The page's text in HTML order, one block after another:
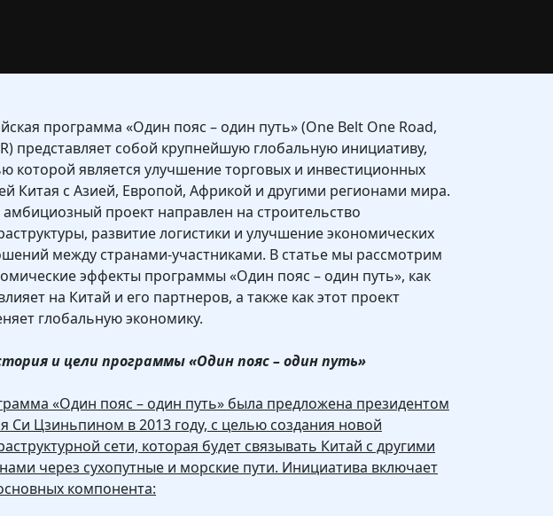
программа «Один пояс – один путь» (One Belt One Road,
представляет собой крупнейшую глобальную инициативу,
которой является улучшение торговых и инвестиционных
Китая с Азией, Европой, Африкой и другими регионами мира.
амбициозный проект направлен на строительство
развитие логистики и улучшение экономических
между странами-участниками. В статье мы рассмотрим
эффекты программы «Один пояс – один путь», как
на Китай и его партнеров, а также как этот проект
глобальную экономику.
и цели программы «Один пояс – один путь»
«Один пояс – один путь» была предложена президентом
Си Цзиньпином в 2013 году, с целью создания новой
сети, которая будет связывать Китай с другими
через сухопутные и морские пути. Инициатива включает
компонента: